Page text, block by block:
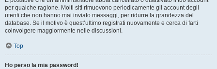
per qualche ragione. Molti siti rimuovono periodicamente gli account degli
utenti che non hanno mai inviato messaggi, per ridurre la grandezza del
database. Se il motivo è quest’ultimo registrati nuovamente e cerca di farti
coinvolgere maggiormente nelle discussioni.
Top
Ho perso la mia password!